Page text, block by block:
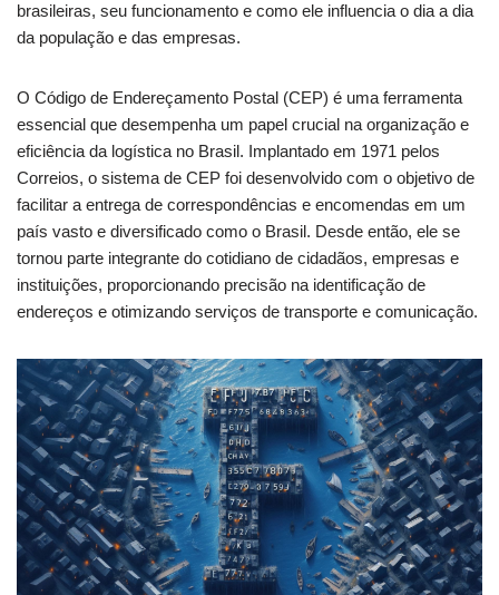
brasileiras, seu funcionamento e como ele influencia o dia a dia
da população e das empresas.
O Código de Endereçamento Postal (CEP) é uma ferramenta
essencial que desempenha um papel crucial na organização e
eficiência da logística no Brasil. Implantado em 1971 pelos
Correios, o sistema de CEP foi desenvolvido com o objetivo de
facilitar a entrega de correspondências e encomendas em um
país vasto e diversificado como o Brasil. Desde então, ele se
tornou parte integrante do cotidiano de cidadãos, empresas e
instituições, proporcionando precisão na identificação de
endereços e otimizando serviços de transporte e comunicação.